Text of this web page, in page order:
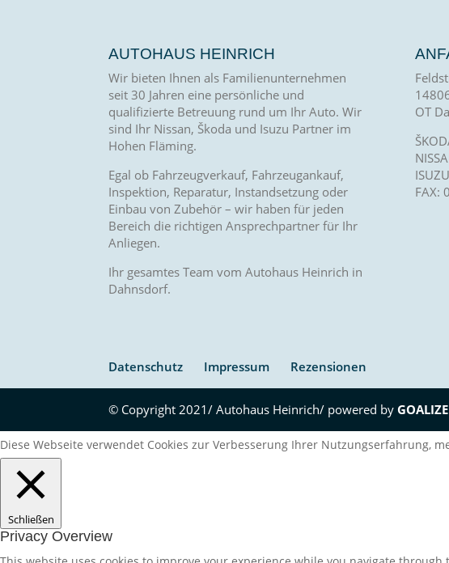
AUTOHAUS HEINRICH
Wir bieten Ihnen als Familienunternehmen
seit 30 Jahren eine persönliche und
qualifizierte Betreuung rund um Ihr Auto. Wir
sind Ihr Nissan, Škoda und Isuzu Partner im
Hohen Fläming.
Egal ob Fahrzeugverkauf, Fahrzeugankauf,
Inspektion, Reparatur, Instandsetzung oder
Einbau von Zubehör – wir haben für jeden
Bereich die richtigen Ansprechpartner für Ihr
Anliegen.
Ihr gesamtes Team vom Autohaus Heinrich in
Dahnsdorf.
OT
FAX:
Datenschutz Impressum Rezensionen
© Copyright 2021/ Autohaus Heinrich/ powered byGOALIZE
Diese Webseite verwendet Cookies zur Verbesserung Ihrer Nutzungserfahrung,
Schließen
Privacy Overview